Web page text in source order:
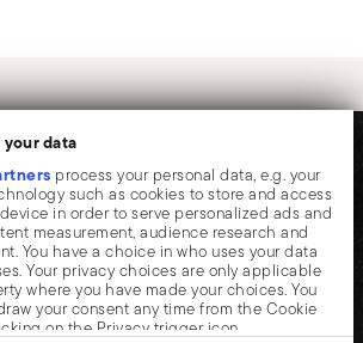
your data
process your personal data, e.g. your
such as cookies to store and access
in order to serve personalized ads and
measurement, audience research and
You have a choice in who uses your data
Your privacy choices are only applicable
where you have made your choices. You
your consent any time from the Cookie
on the Privacy trigger icon.